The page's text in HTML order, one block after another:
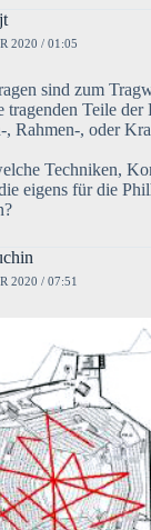
2020 / 01:05
sind zum
tragenden Teile der
, Rahmen-, oder
Techniken,
eigens für die
2020 / 07:51